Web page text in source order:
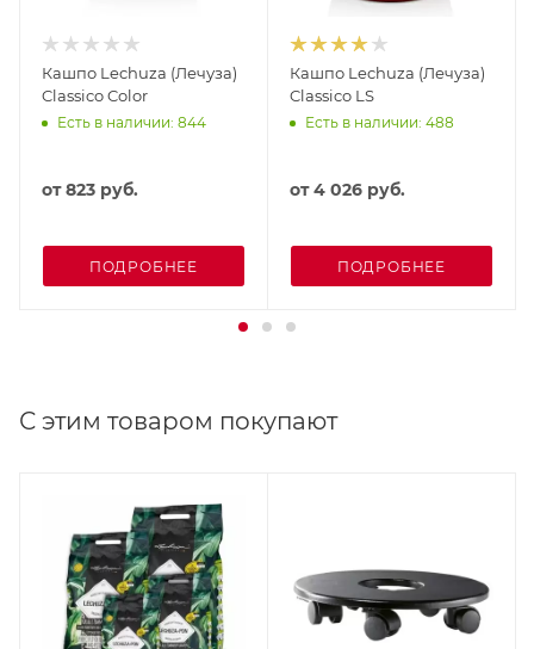
Кашпо Lechuza (Лечуза)
Classico Color
Есть в наличии: 844
от823 руб.
ПОДРОБНЕЕ
Кашпо Lechuza (Лечуза)
Classico LS
Есть в наличии: 488
от4 026 руб.
ПОДРОБНЕЕ
С этим товаром покупают